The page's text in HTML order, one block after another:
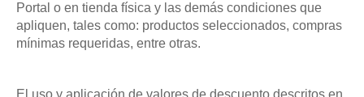
Portal o en tienda física y las demás condiciones que
apliquen, tales como: productos seleccionados, compras
mínimas requeridas, entre otras.